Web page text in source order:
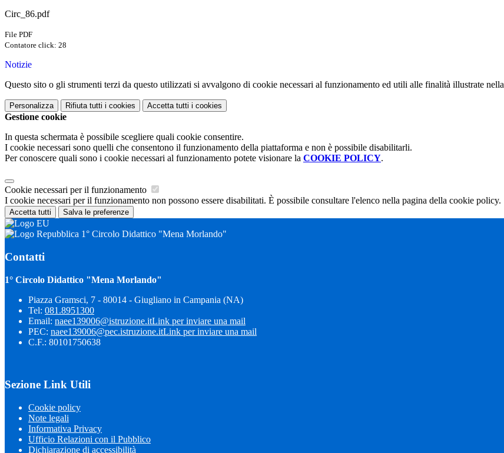
Circ_86.pdf
File PDF
Contatore click: 28
Notizie
Questo sito o gli strumenti terzi da questo utilizzati si avvalgono di cookie necessari al funzionamento ed utili alle finalità illustrate nella
Personalizza Rifiuta tutti i cookies Accetta tutti i cookies
Gestione cookie
In questa schermata è possibile scegliere quali cookie consentire.
I cookie necessari sono quelli che consentono il funzionamento della piattaforma e non è possibile disabilitarli.
Per conoscere quali sono i cookie necessari al funzionamento potete visionare la COOKIE POLICY.
Cookie necessari per il funzionamento
I cookie necessari per il funzionamento non possono essere disabilitati. È possibile consultare l'elenco nella pagina della cookie policy.
Accetta tutti Salva le preferenze
1° Circolo Didattico "Mena Morlando"
Contatti
1° Circolo Didattico "Mena Morlando"
Piazza Gramsci, 7 - 80014 - Giugliano in Campania (NA)
Tel: 081.8951300
Email: naee139006@istruzione.itLink per inviare una mail
PEC: naee139006@pec.istruzione.itLink per inviare una mail
C.F.: 80101750638
Sezione Link Utili
Cookie policy
Note legali
Informativa Privacy
Ufficio Relazioni con il Pubblico
Dichiarazione di accessibilità